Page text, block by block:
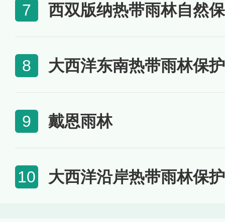
7 西双版纳热带雨林自然
8 大西洋东南热带雨林保
9 戴恩雨林
10 大西洋沿岸热带雨林保